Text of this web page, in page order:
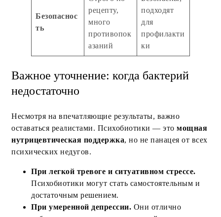
Безопаснос
ть
рецепту,
много
противопок
азаний
подходят
для
профилакти
ки
Важное уточнение: когда бактерий
недостаточно
Несмотря на впечатляющие результаты, важно
оставаться реалистами. Психобиотики — это мощная
нутрицевтическая поддержка, но не панацея от всех
психических недугов.
При легкой тревоге и ситуативном стрессе.
Психобиотики могут стать самостоятельным и
достаточным решением.
При умеренной депрессии. Они отлично